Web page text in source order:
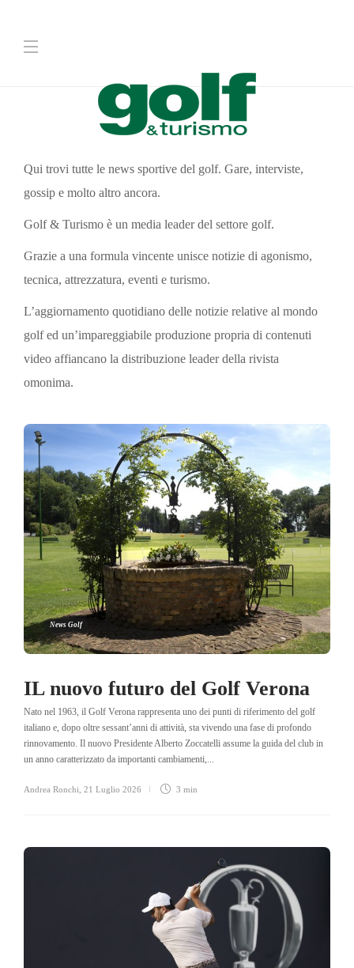
Qui trovi tutte le news sportive del golf. Gare, interviste,
gossip e molto altro ancora.
Golf & Turismo è un media leader del settore golf.
Grazie a una formula vincente unisce notizie di agonismo,
tecnica, attrezzatura, eventi e turismo.
L’aggiornamento quotidiano delle notizie relative al mondo
golf ed un’impareggiabile produzione propria di contenuti
video affiancano la distribuzione leader della rivista
omonima.
News Golf
IL nuovo futuro del Golf Verona
Nato nel 1963, il Golf Verona rappresenta uno dei punti di riferimento del golf
italiano e, dopo oltre sessant’anni di attività, sta vivendo una fase di profondo
rinnovamento. Il nuovo Presidente Alberto Zoccatelli assume la guida del club in
un anno caratterizzato da importanti cambiamenti,...
Andrea Ronchi 21 Luglio 2026 3 min